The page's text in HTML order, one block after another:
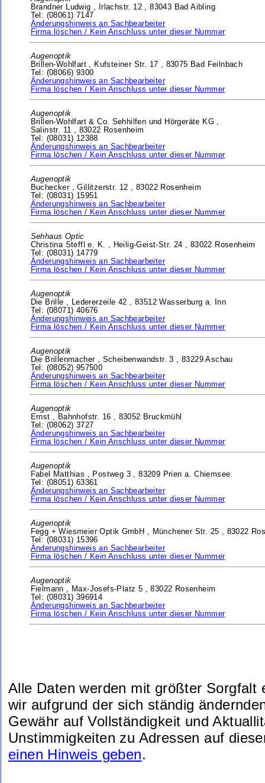
Brandner Ludwig ,
Irlachstr. 12 ,83043 Bad Aibling
Tel: (08061) 7147
Änderungshinweis an Sachbearbeiter
Firma löschen / Kein Anschluss unter dieser Nummer
Augenoptik
Brillen-Wohlfart , Kufsteiner Str. 17 , 83075 Bad Feilnbach
Tel: (08066) 9300
Änderungshinweis an Sachbearbeiter
Firma löschen / Kein Anschluss unter dieser Nummer
Augenoptik
Brillen-Wohlfart & Co. Sehhilfen und Hörgeräte KG ,
Salinstr. 11 , 83022 Rosenheim
Tel: (08031) 12388
Änderungshinweis an Sachbearbeiter
Firma löschen / Kein Anschluss unter dieser Nummer
Augenoptik
Buchecker ,Gillitzerstr. 12 , 83022 Rosenheim
Tel: (08031) 15951
Änderungshinweis an Sachbearbeiter
Firma löschen / Kein Anschluss unter dieser Nummer
Sehhaus Optic
Christina Steffl e. K. , Heilig-Geist-Str. 24 , 83022 Rosenheim
Tel: (08031) 14779
Änderungshinweis an Sachbearbeiter
Firma löschen / Kein Anschluss unter dieser Nummer
Augenoptik
Die Brille , Ledererzeile 42 , 83512 Wasserburg a. Inn
Tel: (08071) 40676
Änderungshinweis an Sachbearbeiter
Firma löschen / Kein Anschluss unter dieser Nummer
Augenoptik
Die Brillenmacher , Scheibenwandstr. 3 , 83229 Aschau
Tel: (08052) 957500
Änderungshinweis an Sachbearbeiter
Firma löschen / Kein Anschluss unter dieser Nummer
Augenoptik
Ernst , Bahnhofstr. 16 , 83052 Bruckmühl
Tel: (08062) 3727
Änderungshinweis an Sachbearbeiter
Firma löschen / Kein Anschluss unter dieser Nummer
Augenoptik
Fabel Matthias , Postweg 3 ,83209 Prien a. Chiemsee
Tel: (08051) 63361
Änderungshinweis an Sachbearbeiter
Firma löschen / Kein Anschluss unter dieser Nummer
Augenoptik
Fegg + Wiesmeier Optik GmbH , Münchener Str. 25 , 83022
Tel: (08031) 15396
Änderungshinweis an Sachbearbeiter
Firma löschen / Kein Anschluss unter dieser Nummer
Augenoptik
Fielmann , Max-Josefs-Platz 5 ,83022 Rosenheim
Tel: (08031) 396914
Änderungshinweis an Sachbearbeiter
Firma löschen / Kein Anschluss unter dieser Nummer
Alle Daten werden mit größter Sorgfalt
wir aufgrund der sich ständig
Gewähr auf Vollständigkeit und
Unstimmigkeiten zu Adressen auf
einen Hinweis geben.